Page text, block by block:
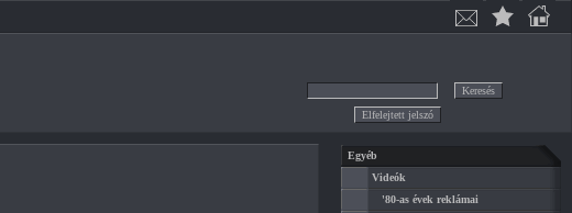
Egyéb
Videók
'80-as évek reklámai